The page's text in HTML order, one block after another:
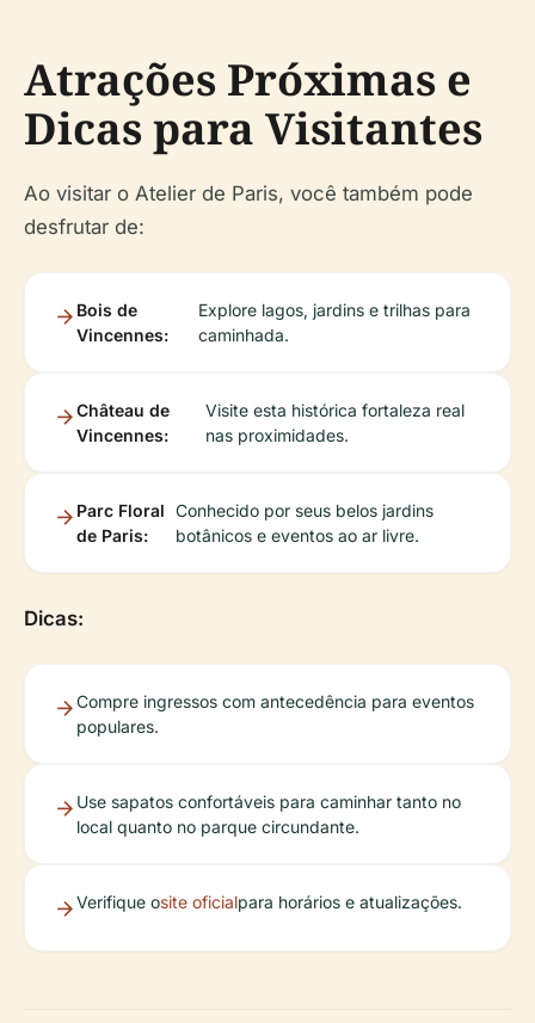
Atrações Próximas e
Dicas para Visitantes
Ao visitar o Atelier de Paris, você também pode
desfrutar de:
Bois de
Vincennes:
Explore lagos, jardins e trilhas para
caminhada.
Château de
Vincennes:
Visite esta histórica fortaleza real
nas proximidades.
Parc Floral
de Paris:
Conhecido por seus belos jardins
botânicos e eventos ao ar livre.
Dicas:
Compre ingressos com antecedência para eventos
populares.
Use sapatos confortáveis para caminhar tanto no
local quanto no parque circundante.
Verifique osite oficialpara horários e atualizações.